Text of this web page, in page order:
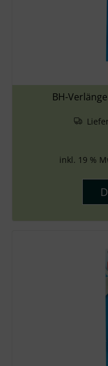
BH-
inkl. 19 %